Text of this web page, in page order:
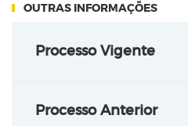
OUTRAS INFORMAÇÕES
Processo Vigente
Processo Anterior